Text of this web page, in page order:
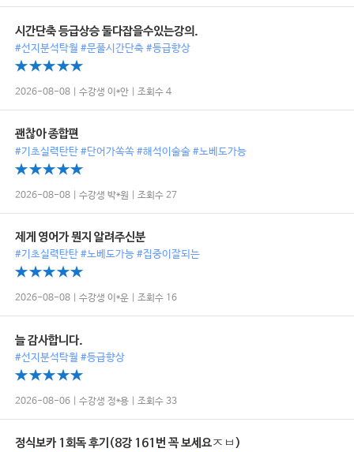
시간단축 등급상승 둘다잡을수있는강의.
#선지분석탁월 #문풀시간단축 #등급향상
2026-08-08 | 수강생 이*안 | 조회수 4
괜찮아 종합편
#기초실력탄탄 #단어가쏙쏙 #해석이술술 #노베도가능
2026-08-08 | 수강생 박*원 | 조회수 27
제게 영어가 뭔지 알려주신분
#기초실력탄탄 #노베도가능 #집중이잘되는
2026-08-08 | 수강생 이*운 | 조회수 16
늘 감사합니다.
#선지분석탁월 #등급향상
2026-08-06 | 수강생 정*용 | 조회수 33
정식보카 1회독 후기(8강 161번 꼭 보세요ㅈㅂ)